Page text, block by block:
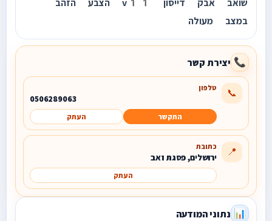
שואב אבק דייסון v11 הצבע הזהב
במצב מעולה
📞 יצירת קשר
📞 טלפון
0506289063
התקשר העתק
📍 כתובת
ירושלים, פסגת זאב
העתק
📊 נתוני המודעה